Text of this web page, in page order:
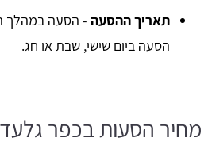
תאריך ההסעה - הסעה במהלך
הסעה ביום שישי, שבת או חג.
מחיר הסעות בכפר